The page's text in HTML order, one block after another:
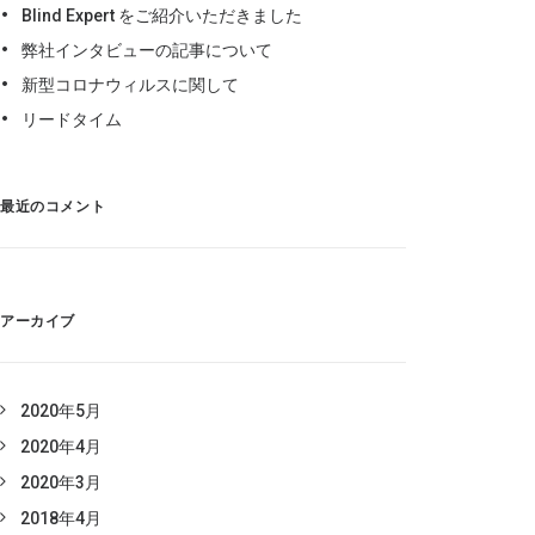
Blind Expert をご紹介いただきました
弊社インタビューの記事について
新型コロナウィルスに関して
リードタイム
最近のコメント
アーカイブ
2020年5月
2020年4月
2020年3月
2018年4月